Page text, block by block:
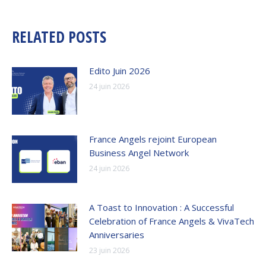
RELATED POSTS
Edito Juin 2026
24 juin 2026
France Angels rejoint European
Business Angel Network
24 juin 2026
A Toast to Innovation : A Successful
Celebration of France Angels & VivaTech
Anniversaries
23 juin 2026